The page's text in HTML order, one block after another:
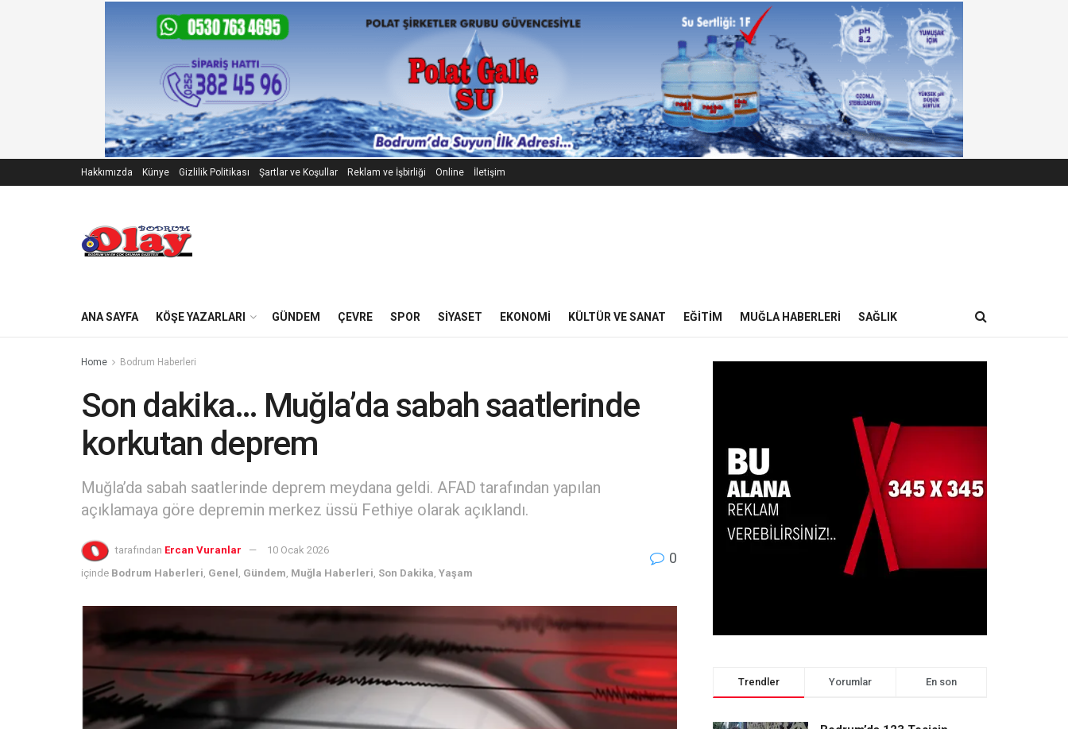
Hakkımızda Künye Gizlilik Politikası Şartlar ve Koşullar Reklam ve İşbirliği Online İletişim
ANA SAYFA KÖŞE YAZARLARI GÜNDEM ÇEVRE SPOR SIYASET EKONOMI KÜLTÜR VE SANAT EĞITIM MUĞLA HABERLERI SAĞLIK
Home Bodrum Haberleri
Son dakika… Muğla’da sabah saatlerinde
korkutan deprem
Muğla’da sabah saatlerinde deprem meydana geldi. AFAD tarafından yapılan
açıklamaya göre depremin merkez üssü Fethiye olarak açıklandı.
tarafından Ercan Vuranlar
10 Ocak 2026
içinde Bodrum Haberleri Genel Gündem Muğla Haberleri Son Dakika Yaşam
0
Trendler Yorumlar En son